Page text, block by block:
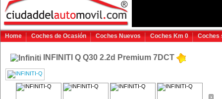
Home Coches de Ocasión Coches Nuevos Coches Km 0 Coches
INFINITI Q Q30 2.2d Premium 7DCT